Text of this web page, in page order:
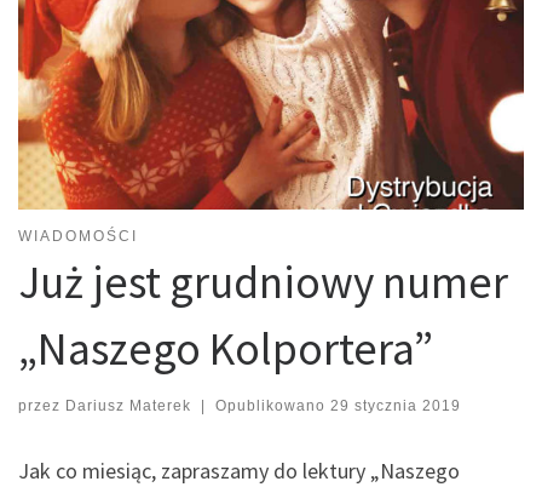
WIADOMOŚCI
Już jest grudniowy numer
„Naszego Kolportera”
przez Dariusz Materek Opublikowano 29 stycznia 2019
Jak co miesiąc, zapraszamy do lektury „Naszego